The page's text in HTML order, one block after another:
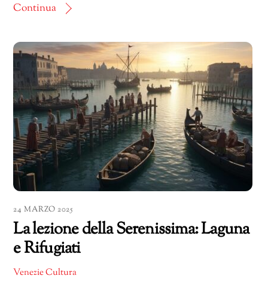
Continua
24 MARZO 2025
La lezione della Serenissima: Laguna
e Rifugiati
Venezie Cultura